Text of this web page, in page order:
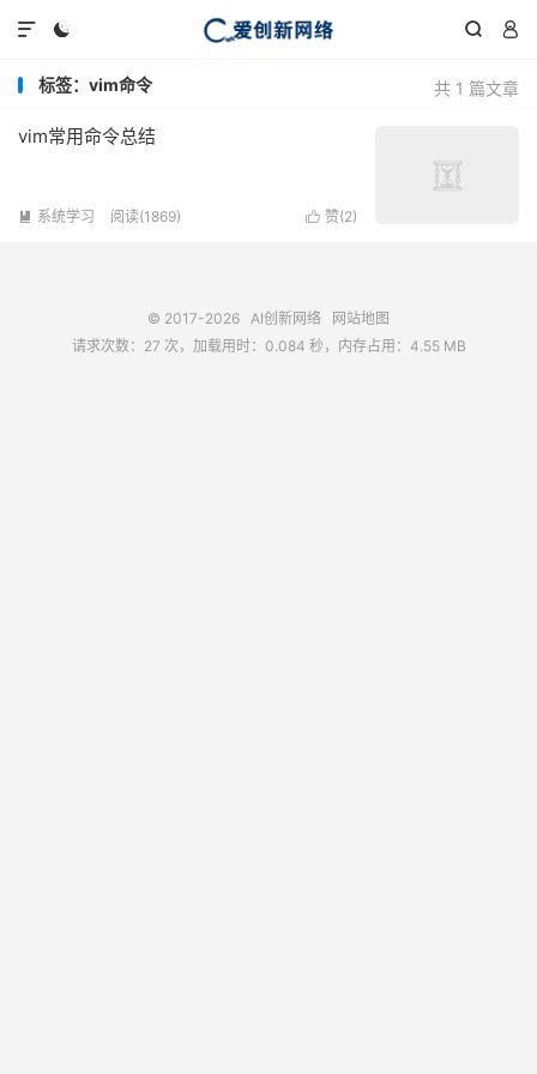
  

共 1 篇文章
标签：vim命令
vim常用命令总结
 赞(2)
 系统学习 阅读(1869)
© 2017-2026 AI创新网络
网站地图
请求次数：27 次，加载用时：0.084 秒，内存占用：4.55 MB